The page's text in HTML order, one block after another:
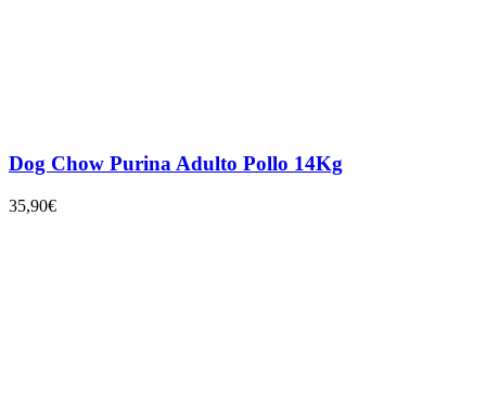
Dog Chow Purina Adulto Pollo 14Kg
35,90€